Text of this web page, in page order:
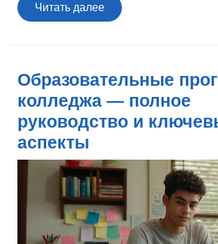
Читать далееЧитать
далее
Образовательные
колледжа — полное
руководство и
аспекты